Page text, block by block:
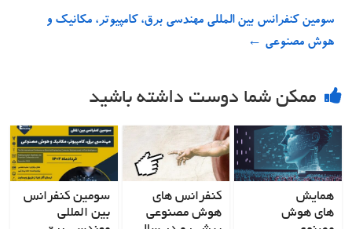
سومین کنفرانس بین المللی مهندسی برق، کامپیوتر، مکانیک و
هوش مصنوعی ←
ممکن شما دوست داشته باشید
همایش
های هوش
کنفرانس های
هوش مصنوعی
سومین کنفرانس
بین المللی